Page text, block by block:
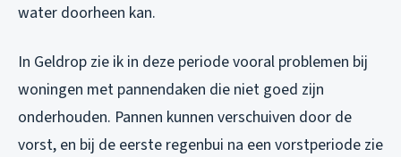
water doorheen kan.
In Geldrop zie ik in deze periode vooral problemen bij
woningen met pannendaken die niet goed zijn
onderhouden. Pannen kunnen verschuiven door de
vorst, en bij de eerste regenbui na een vorstperiode zie